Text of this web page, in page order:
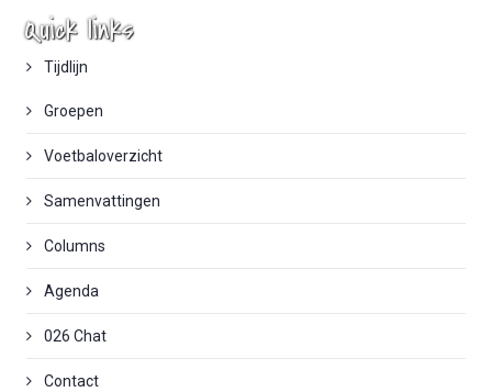
Quick links
Tijdlijn
Groepen
Voetbaloverzicht
Samenvattingen
Columns
Agenda
026 Chat
Contact